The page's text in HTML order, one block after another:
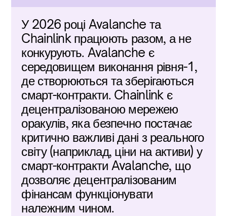
У 2026 році Avalanche та
Chainlink працюють разом, а не
конкурують. Avalanche є
середовищем виконання рівня-1,
де створюються та зберігаються
смарт-контракти. Chainlink є
децентралізованою мережею
оракулів, яка безпечно постачає
критично важливі дані з реального
світу (наприклад, ціни на активи) у
смарт-контракти Avalanche, що
дозволяє децентралізованим
фінансам функціонувати
належним чином.